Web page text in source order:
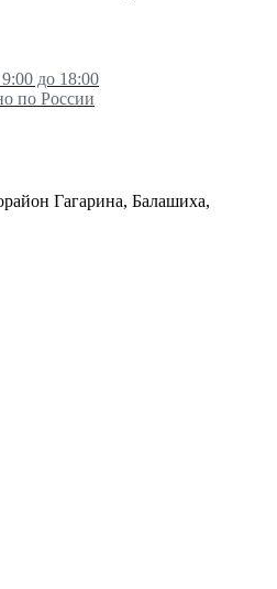
до 18:00
по России
Гагарина, Балашиха,